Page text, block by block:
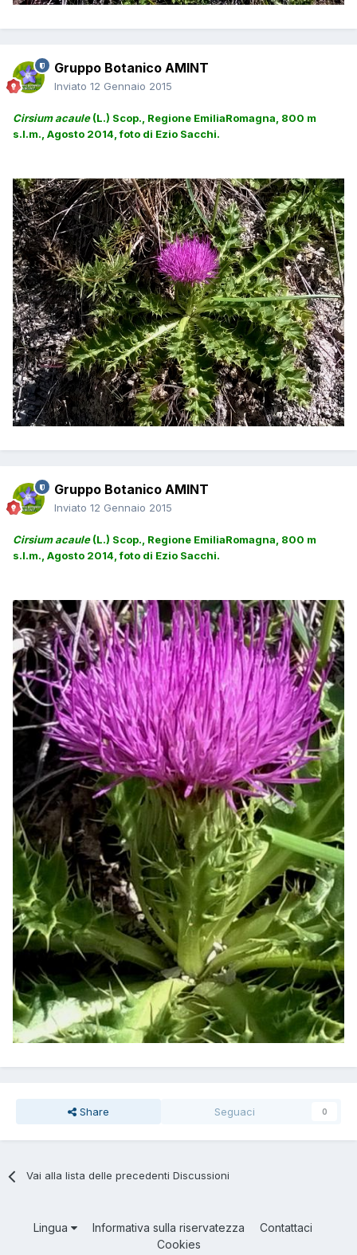
Gruppo Botanico AMINT
Inviato 12 Gennaio 2015
Cirsium acaule(L.) Scop., Regione EmiliaRomagna, 800 m
s.l.m., Agosto 2014, foto di Ezio Sacchi.
Gruppo Botanico AMINT
Inviato 12 Gennaio 2015
Cirsium acaule(L.) Scop., Regione EmiliaRomagna, 800 m
s.l.m., Agosto 2014, foto di Ezio Sacchi.
Share Seguaci 0
Vai alla lista delle precedenti Discussioni
Lingua Informativa sulla riservatezza
Contattaci
Cookies